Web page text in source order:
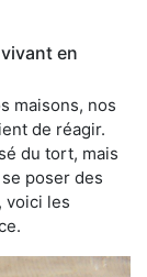
en
maisons, nos
de réagir.
du tort, mais
poser des
voici les